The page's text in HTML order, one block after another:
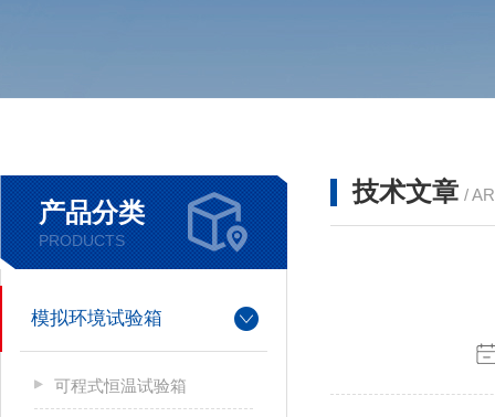
产品分类
PRODUCTS
模拟环境试验箱
可程式恒温试验箱
技术文章 /